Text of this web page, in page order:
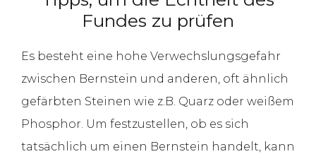
Fundes zu prüfen
Es besteht eine hohe Verwechslungsgefahr
zwischen Bernstein und anderen, oft ähnlich
gefärbten Steinen wie z.B. Quarz oder weißem
Phosphor. Um festzustellen, ob es sich
tatsächlich um einen Bernstein handelt, kann